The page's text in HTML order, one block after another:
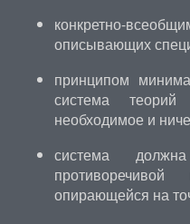
конкретно-
описывающих
принципом
система
необходимое и
система
опирающейся на